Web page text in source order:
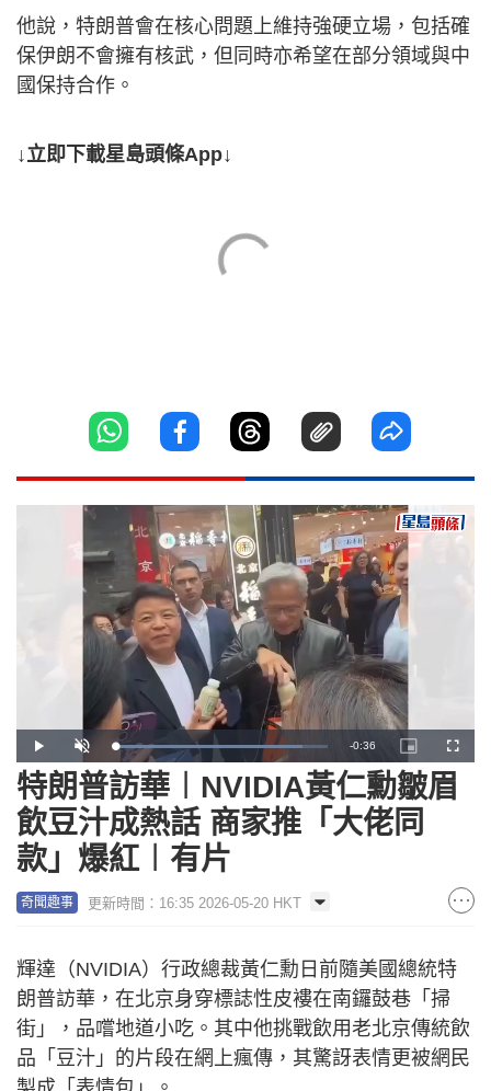
他說，特朗普會在核心問題上維持強硬立場，包括確
保伊朗不會擁有核武，但同時亦希望在部分領域與中
國保持合作。
↓立即下載星島頭條App↓
Play Unmute Loaded:
88.34%
Remaining
Time
-0:36
Picture-
in-
Picture
特朗普訪華︱NVIDIA黃仁勳皺眉
飲豆汁成熱話 商家推「大佬同
款」爆紅︱有片
奇聞趣事 更新時間：16:35 2026-05-20 HKT
輝達（NVIDIA）行政總裁黃仁勳日前隨美國總統特
朗普訪華，在北京身穿標誌性皮褸在南鑼鼓巷「掃
街」，品嚐地道小吃。其中他挑戰飲用老北京傳統飲
品「豆汁」的片段在網上瘋傳，其驚訝表情更被網民